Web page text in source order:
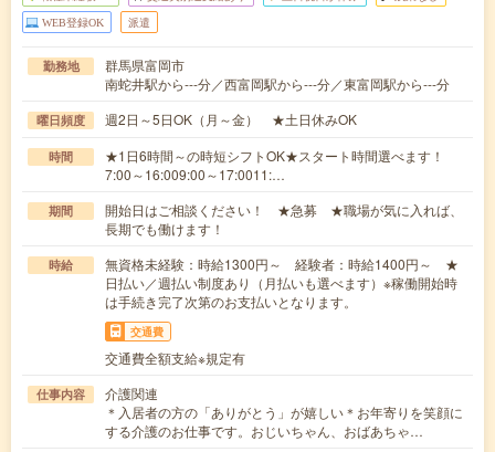
WEB登録OK 派遣
勤務地
群馬県富岡市
南蛇井駅から---分／西富岡駅から---分／東富岡駅から---分
曜日頻度 週2日～5日OK（月～金） ★土日休みOK
時間
★1日6時間～の時短シフトOK★スタート時間選べます！
7:00～16:009:00～17:0011:…
期間
開始日はご相談ください！ ★急募 ★職場が気に入れば、
長期でも働けます！
時給
無資格未経験：時給1300円～ 経験者：時給1400円～ ★
日払い／週払い制度あり（月払いも選べます）※稼働開始時
は手続き完了次第のお支払いとなります。
交通費
交通費全額支給※規定有
仕事内容
介護関連
＊入居者の方の「ありがとう」が嬉しい＊お年寄りを笑顔に
する介護のお仕事です。おじいちゃん、おばあちゃ…